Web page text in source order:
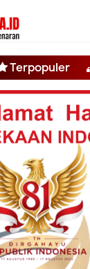
Terpopuler